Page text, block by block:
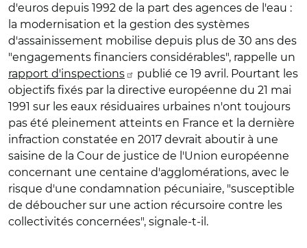
d'euros depuis 1992 de la part des agences de l'eau :
la modernisation et la gestion des systèmes
d'assainissement mobilise depuis plus de 30 ans des
"engagements financiers considérables", rappelle un
rapport d'inspections
publié ce 19 avril. Pourtant les
objectifs fixés par la directive européenne du 21 mai
1991 sur les eaux résiduaires urbaines n'ont toujours
pas été pleinement atteints en France et la dernière
infraction constatée en 2017 devrait aboutir à une
saisine de la Cour de justice de l'Union européenne
concernant une centaine d'agglomérations, avec le
risque d'une condamnation pécuniaire, "susceptible
de déboucher sur une action récursoire contre les
collectivités concernées", signale-t-il .